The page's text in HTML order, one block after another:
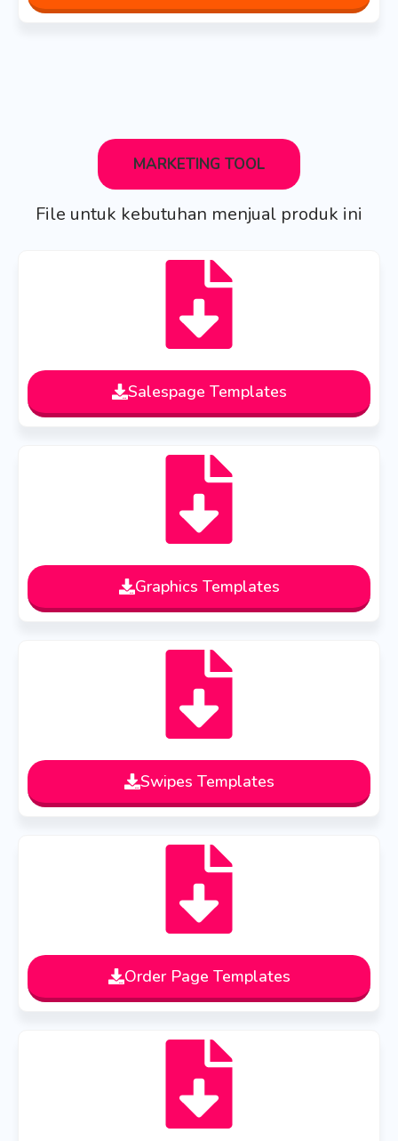
MARKETING TOOL
File untuk kebutuhan menjual produk ini
Salespage Templates
Graphics Templates
Swipes Templates
Order Page Templates